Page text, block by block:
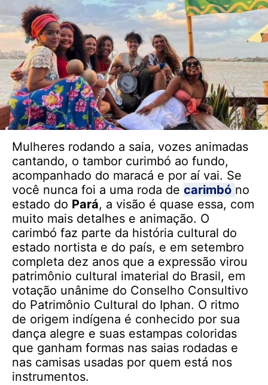
Mulheres rodando a saia, vozes animadas
cantando, o tambor curimbó ao fundo,
acompanhado do maracá e por aí vai. Se
você nunca foi a uma roda de carimbó no
estado do Pará, a visão é quase essa, com
muito mais detalhes e animação. O
carimbó faz parte da história cultural do
estado nortista e do país, e em setembro
completa dez anos que a expressão virou
patrimônio cultural imaterial do Brasil, em
votação unânime do Conselho Consultivo
do Patrimônio Cultural do Iphan. O ritmo
de origem indígena é conhecido por sua
dança alegre e suas estampas coloridas
que ganham formas nas saias rodadas e
nas camisas usadas por quem está nos
instrumentos.